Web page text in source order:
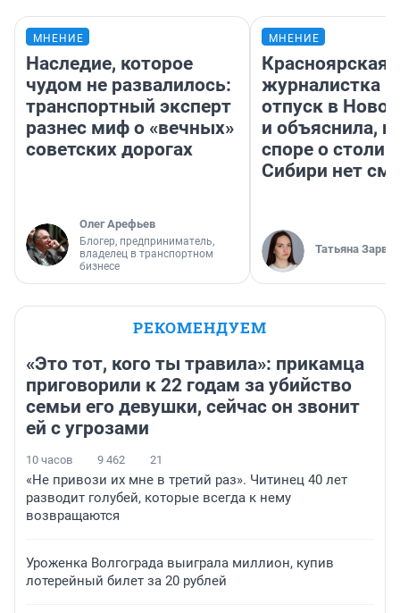
МНЕНИЕ
Наследие, которое
чудом не развалилось:
транспортный эксперт
разнес миф о «вечных»
советских дорогах
Олег Арефьев
Блогер, предприниматель,
владелец в транспортном
бизнесе
МНЕНИЕ
Красноярская
журналистка
отпуск в
и объяснила,
споре о
Сибири нет
Татьяна Зарва
РЕКОМЕНДУЕМ
«Это тот, кого ты травила»: прикамца
приговорили к 22 годам за убийство
семьи его девушки, сейчас он звонит
ей с угрозами
10 часов 9 462 21
«Не привози их мне в третий раз». Читинец 40 лет
разводит голубей, которые всегда к нему
возвращаются
Уроженка Волгограда выиграла миллион, купив
лотерейный билет за 20 рублей